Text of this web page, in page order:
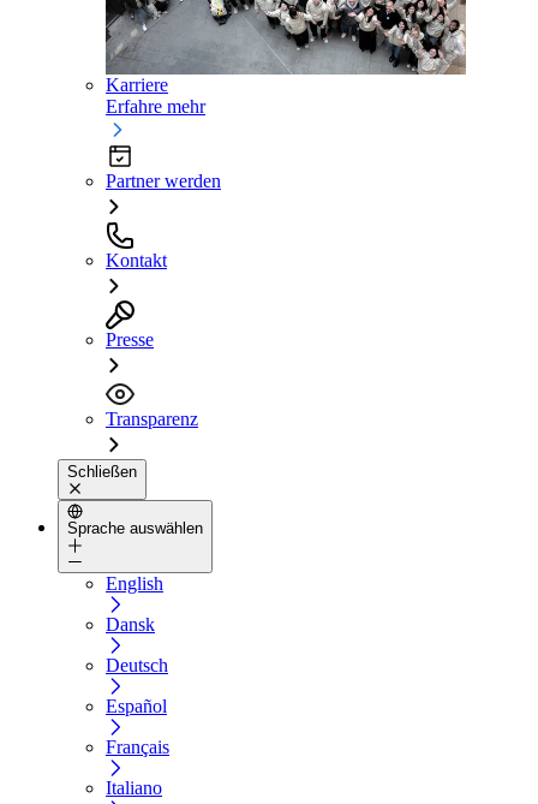
Karriere
Erfahre mehr
Partner werden
Kontakt
Presse
Transparenz
Schließen
Sprache auswählen
English
Dansk
Deutsch
Español
Français
Italiano